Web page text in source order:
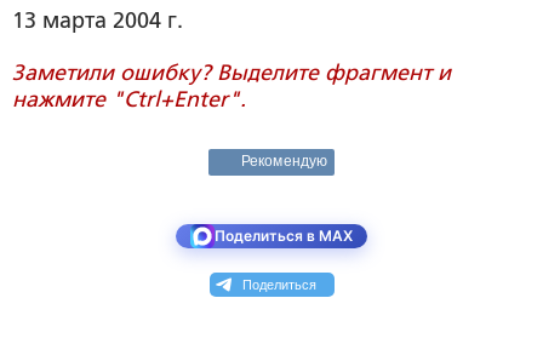
13 марта 2004 г.
Заметили ошибку? Выделите фрагмент и
нажмите "Ctrl+Enter".
Рекомендую
Поделиться в MAX
Поделиться